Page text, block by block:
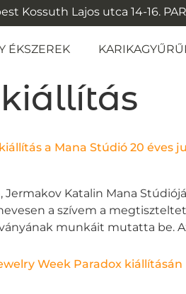
Kossuth Lajos utca 14-16.
ÉKSZEREK
kiállítás
a Mana Stúdió 20 éves
Katalin Mana
a szívem a
munkáit mutatta be.
Week Paradox kiállításán